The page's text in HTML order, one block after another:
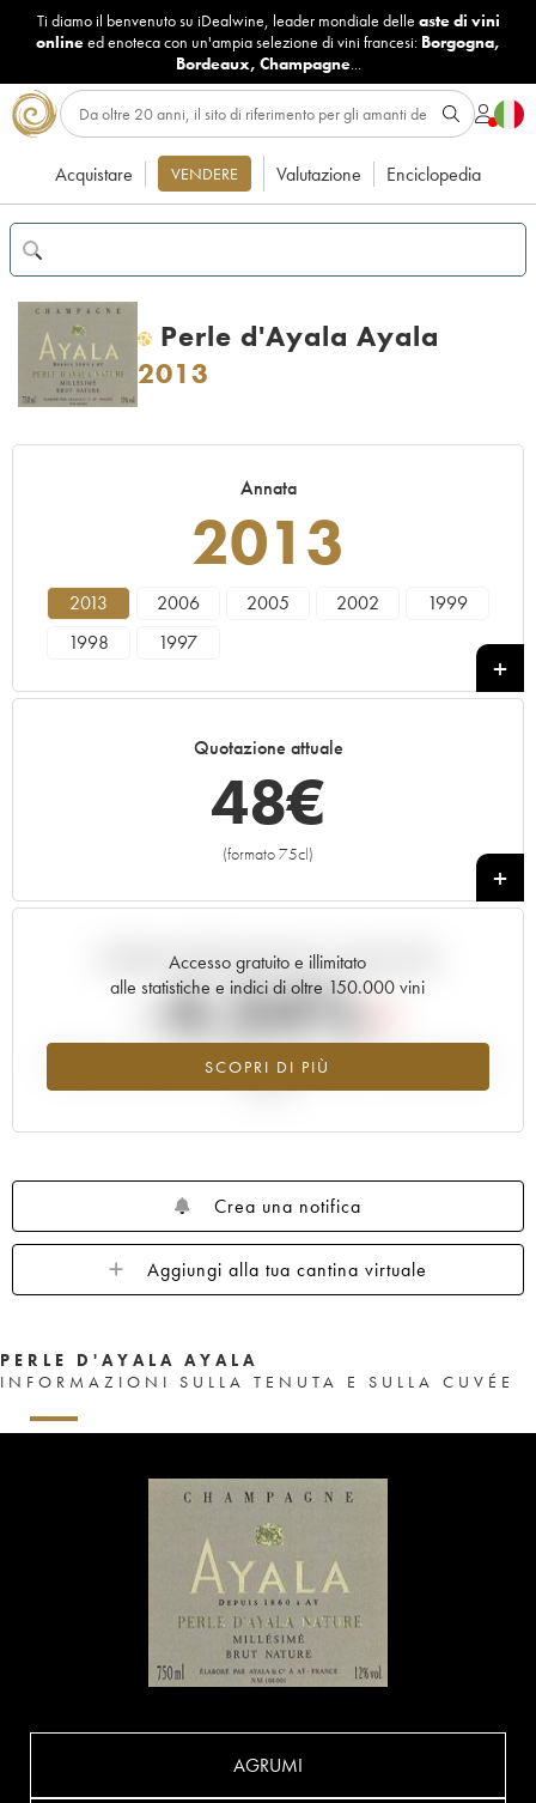
Ti diamo il benvenuto su iDealwine, leader mondiale delle aste di vini
onlineed enoteca con un'ampia selezione di vini francesi: Borgogna,
Bordeaux, Champagne...
Acquistare VENDERE Valutazione Enciclopedia
H
Perle d'Ayala Ayala
2013
Annata
2013
2013 2006 2005 2002
1999
1998
1997
Quotazione attuale
48€
(formato 75cl)
+
Accesso gratuito e illimitato
alle statistiche e indici di oltre 150.000 vini
SCOPRI DI PIÙ
Andamento della quotazione in tempo reale
-4.34%
Tendenza al ribasso per il valore dell'annata 2013 nel 2026 rispetto
Crea una notifica
Aggiungi alla tua cantina virtuale
PERLE D'AYALA AYALA
INFORMAZIONI SULLA TENUTA E SULLA CUVÉE
AGRUMI